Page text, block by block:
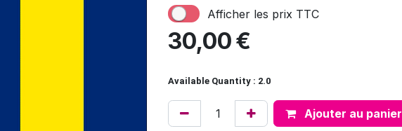
Afficher les prix TTC
30,00€
Available Quantity : 2.0
Ajouter au panier